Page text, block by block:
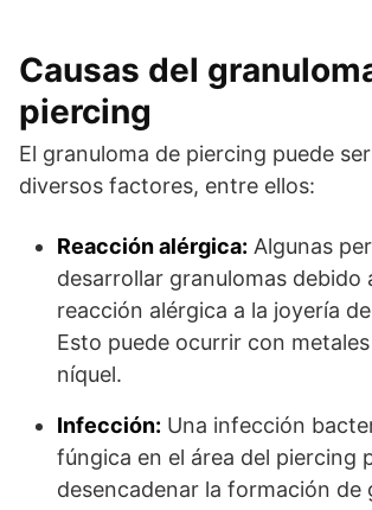
Causas del
piercing
El granuloma de piercing puede
diversos factores, entre ellos:
Reacción alérgica: Algunas
desarrollar granulomas debido
reacción alérgica a la joyería
Esto puede ocurrir con
níquel.
Infección: Una infección
fúngica en el área del piercing
desencadenar la formación de